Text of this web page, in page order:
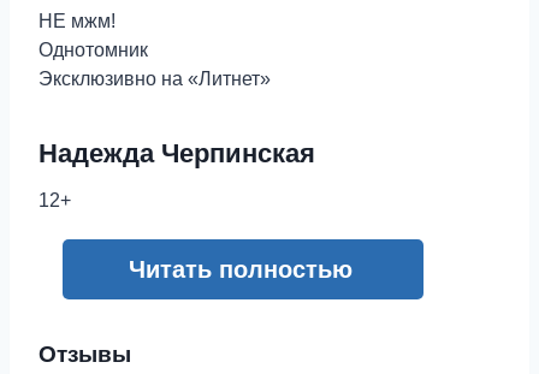
НЕ мжм!
Однотомник
Эксклюзивно на «Литнет»
Надежда Черпинская
12+
Читать полностью
Отзывы